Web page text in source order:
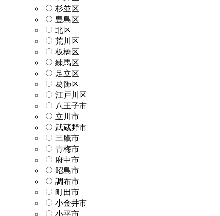
杉並区
豊島区
北区
荒川区
板橋区
練馬区
足立区
葛飾区
江戸川区
八王子市
立川市
武蔵野市
三鷹市
青梅市
府中市
昭島市
調布市
町田市
小金井市
小平市